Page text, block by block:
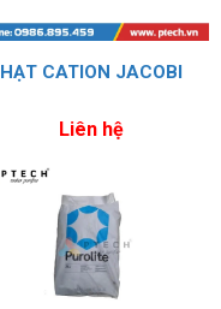
HẠT CATION JACOBI
Liên hệ